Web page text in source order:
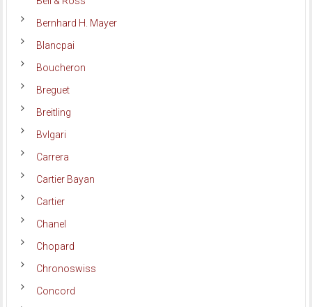
Bernhard H. Mayer
Blancpai
Boucheron
Breguet
Breitling
Bvlgari
Carrera
Cartier Bayan
Cartier
Chanel
Chopard
Chronoswiss
Concord